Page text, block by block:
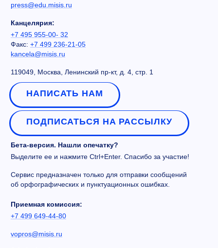
press@edu.misis.ru
Канцелярия:
+7 495 955-00- 32
Факс: +7 499 236-21-05
kancela@misis.ru
119049, Москва, Ленинский пр-кт, д. 4, стр. 1
НАПИСАТЬ НАМ
ПОДПИСАТЬСЯ НА РАССЫЛКУ
Бета-версия. Нашли опечатку?
Выделите ее и нажмите Ctrl+Enter. Спасибо за участие!
Сервис предназначен только для отправки сообщений
об орфографических и пунктуационных ошибках.
Приемная комиссия:
+7 499 649-44-80
vopros@misis.ru